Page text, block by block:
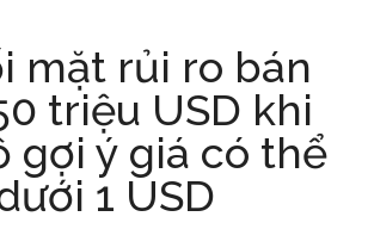
mặt rủi ro bán
triệu USD khi
gợi ý giá có thể
1 USD